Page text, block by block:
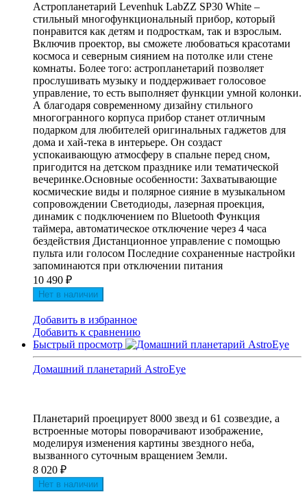
Астропланетарий Levenhuk LabZZ SP30 White –
стильный многофункциональный прибор, который
понравится как детям и подросткам, так и взрослым.
Включив проектор, вы сможете любоваться красотами
космоса и северным сиянием на потолке или стене
комнаты. Более того: астропланетарий позволяет
прослушивать музыку и поддерживает голосовое
управление, то есть выполняет функции умной колонки.
А благодаря современному дизайну стильного
многогранного корпуса прибор станет отличным
подарком для любителей оригинальных гаджетов для
дома и хай-тека в интерьере. Он создаст
успокаивающую атмосферу в спальне перед сном,
пригодится на детском празднике или тематической
вечеринке.Основные особенности: Захватывающие
космические виды и полярное сияние в музыкальном
сопровождении Светодиоды, лазерная проекция,
динамик с подключением по Bluetooth Функция
таймера, автоматическое отключение через 4 часа
бездействия Дистанционное управление с помощью
пульта или голосом Последние сохраненные настройки
запоминаются при отключении питания
10 490 ₽
Нет в наличии
Добавить в избранное
Добавить к сравнению
Быстрый просмотр
Домашний планетарий AstroEye
Планетарий проецирует 8000 звезд и 61 созвездие, а
встроенные моторы поворачивают изображение,
моделируя изменения картины звездного неба,
вызванного суточным вращением Земли.
8 020 ₽
Нет в наличии